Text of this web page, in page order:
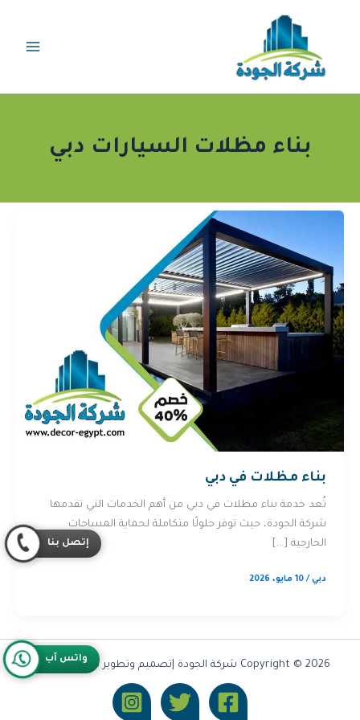
بناء مظلات السيارات دبي
بناء مظلات في دبي
تُعد خدمة بناء مظلات في دبي من أهم الخدمات التي تقدمها
شركة الجودة، حيث توفر حلولًا متكاملة لحماية المساحات
الخارجية […]
دبي/10 مايو، 2026
Copyright © 2026 شركة الجودة |تصميم وتطوير شركة Olymoo
واتس آب
إتصل بنا